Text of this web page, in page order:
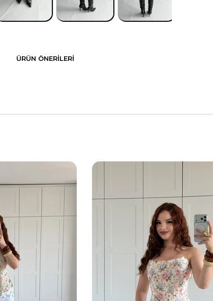
ÜRÜN ÖNERILERI